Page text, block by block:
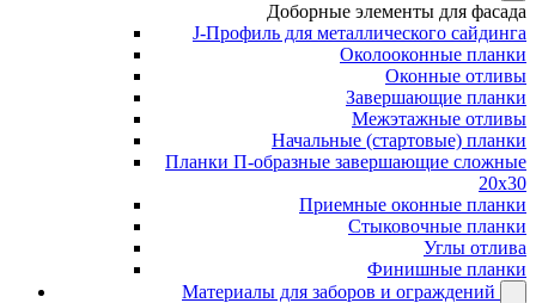
Доборные элементы для фасада
J-Профиль для металлического сайдинга
Околооконные планки
Оконные отливы
Завершающие планки
Межэтажные отливы
Начальные (стартовые) планки
Планки П-образные завершающие сложные
20x30
Приемные оконные планки
Стыковочные планки
Углы отлива
Финишные планки
Материалы для заборов и ограждений